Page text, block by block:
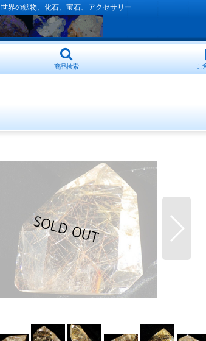
世界の鉱物、化石、宝石、アクセサリー
商品検索 ご